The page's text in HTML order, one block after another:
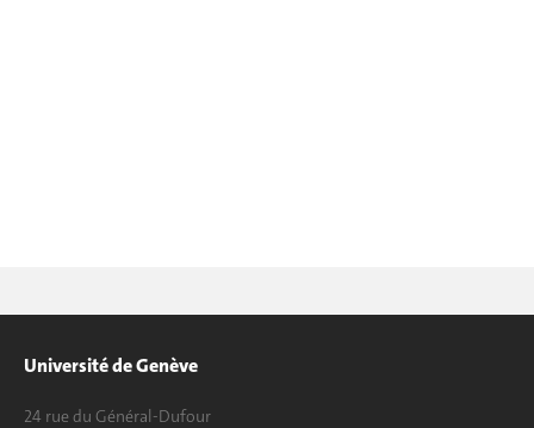
Université de Genève
24 rue du Général-Dufour